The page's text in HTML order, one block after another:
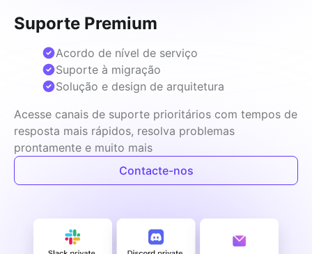
Suporte Premium
Acesse canais de suporte prioritários com tempos de
resposta mais rápidos, resolva problemas
prontamente e muito mais
Acordo de nível de serviço
Suporte à migração
Solução e design de arquitetura
Contacte-nos